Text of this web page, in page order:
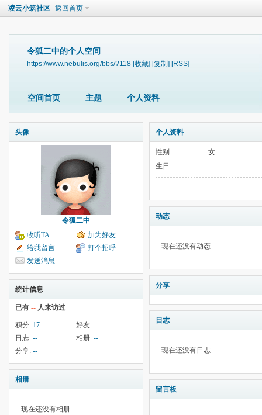
凌云小筑社区 返回首页
令狐二中的个人空间
https://www.nebulis.org/bbs/?118 [收藏] [复制] [RSS]
空间首页 主题 个人资料
头像
令狐二中
收听TA
加为好友
给我留言
打个招呼
发送消息
统计信息
已有 -- 人来访过
积分: 17 好友: --
日志: -- 相册: --
分享: --
相册
现在还没有相册
个人资料
性别
女
生日
动态
现在还没有动态
分享
日志
现在还没有日志
留言板